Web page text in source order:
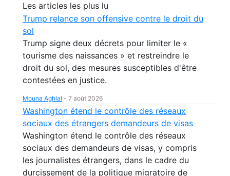
Les articles les plus lu
Trump relance son offensive contre le droit du
sol
Trump signe deux décrets pour limiter le «
tourisme des naissances » et restreindre le
droit du sol, des mesures susceptibles d'être
contestées en justice.
Mouna Aghlal - 7 août 2026
Washington étend le contrôle des réseaux
sociaux des étrangers demandeurs de visas
Washington étend le contrôle des réseaux
sociaux des demandeurs de visas, y compris
les journalistes étrangers, dans le cadre du
durcissement de la politique migratoire de